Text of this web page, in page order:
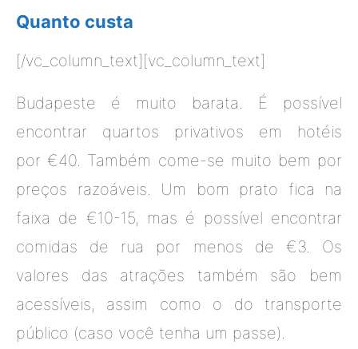
Quanto custa
[/vc_column_text][vc_column_text]
Budapeste é muito barata. É possível
encontrar quartos privativos em hotéis
por €40. Também come-se muito bem por
preços razoáveis. Um bom prato fica na
faixa de €10-15, mas é possível encontrar
comidas de rua por menos de €3. Os
valores das atrações também são bem
acessíveis, assim como o do transporte
público (caso você tenha um passe).